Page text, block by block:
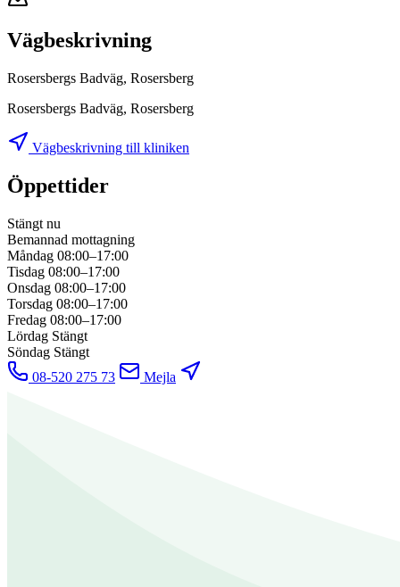
Vägbeskrivning
Rosersbergs Badväg, Rosersberg
Rosersbergs Badväg, Rosersberg
Vägbeskrivning till kliniken
Öppettider
Stängt nu
Bemannad mottagning
Måndag 08:00–17:00
Tisdag 08:00–17:00
Onsdag 08:00–17:00
Torsdag 08:00–17:00
Fredag 08:00–17:00
Lördag Stängt
Söndag Stängt
08-520 275 73
Mejla